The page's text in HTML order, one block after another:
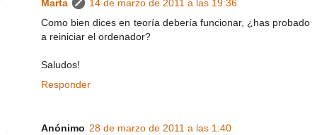
Marta
14 de marzo de 2011 a las 19:36
Como bien dices en teoría debería funcionar, ¿has probado
a reiniciar el ordenador?
Saludos!
Responder
Anónimo 28 de marzo de 2011 a las 1:40